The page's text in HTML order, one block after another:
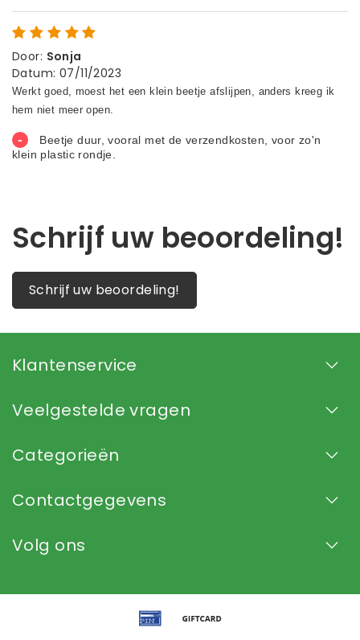
Door: Sonja
Datum: 07/11/2023
Schrijf uw beoordeling!
Schrijf uw beoordeling!
Klantenservice
Veelgestelde vragen
Categorieën
Contactgegevens
Volg ons